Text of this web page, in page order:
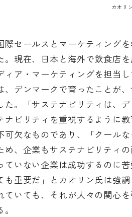
カオリ
際セールスとマーケティング
。現在、日本と海外で飲食店
ィア・マーケティングを担当し
、デンマークで育ったことが
た。「サステナビリティは、
ナビリティを重視するように
可欠なものであり、「クールな
め、企業もサステナビリティ
ていない企業は成功するのに
も重要だ」とカオリン氏は強
ていても、それが人々の関心